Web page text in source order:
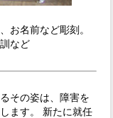
お名前など彫刻。
など
その姿は、障害を
ます。 新たに就任